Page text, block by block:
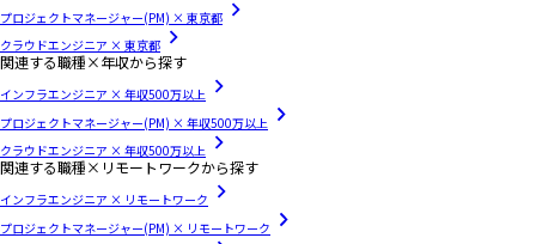
プロジェクトマネージャー(PM) × 東京都
クラウドエンジニア × 東京都
関連する職種×年収から探す
インフラエンジニア × 年収500万以上
プロジェクトマネージャー(PM) × 年収500万以上
クラウドエンジニア × 年収500万以上
関連する職種×リモートワークから探す
インフラエンジニア × リモートワーク
プロジェクトマネージャー(PM) × リモートワーク